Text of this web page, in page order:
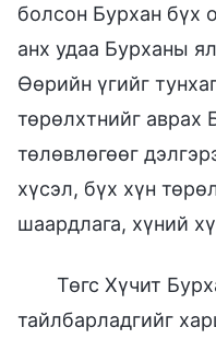
болсон Бурхан бүх
анх удаа Бурханы
Өөрийн үгийг
төрөлхтнийг аврах
төлөвлөгөөг
хүсэл, бүх хүн
шаардлага, хүний
Төгс Хүчит
тайлбарладгийг